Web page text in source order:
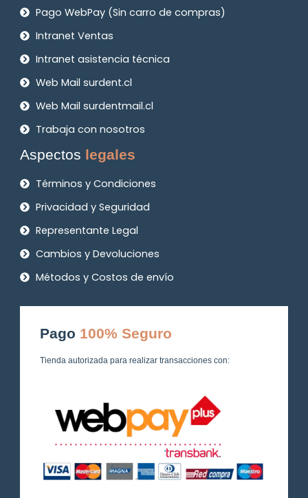
Pago WebPay (Sin carro de compras)
Intranet Ventas
Intranet asistencia técnica
Web Mail surdent.cl
Web Mail surdentmail.cl
Trabaja con nosotros
Aspectos legales
Términos y Condiciones
Privacidad y Seguridad
Representante Legal
Cambios y Devoluciones
Métodos y Costos de envío
Pago 100% Seguro
Tienda autorizada para realizar transacciones con: